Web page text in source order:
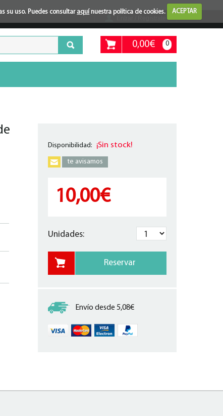
su uso. Puedes consultar aquínuestra política de cookies. ACEPTAR
0,00€ 0
Disponibilidad: ¡Sin stock!
te avisamos
10,00€
Unidades:
Envío desde 5,08€